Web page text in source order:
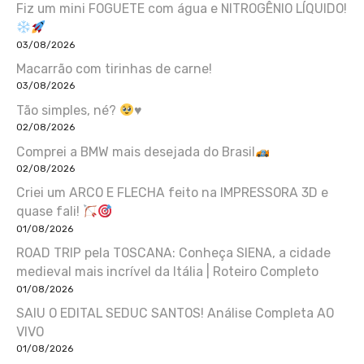
Fiz um mini FOGUETE com água e NITROGÊNIO LÍQUIDO!
03/08/2026
Macarrão com tirinhas de carne!
03/08/2026
Tão simples, né? ♥️
02/08/2026
Comprei a BMW mais desejada do Brasil
02/08/2026
Criei um ARCO E FLECHA feito na IMPRESSORA 3D e
quase fali!
01/08/2026
ROAD TRIP pela TOSCANA: Conheça SIENA, a cidade
medieval mais incrível da Itália | Roteiro Completo
01/08/2026
SAIU O EDITAL SEDUC SANTOS! Análise Completa AO
VIVO
01/08/2026